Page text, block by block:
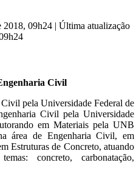
2018, 09h24 | Última atualização
Civil
pela Universidade Federal de
Civil pela Universidade
em Materiais pela UNB
área de Engenharia Civil, em
Estruturas de Concreto, atuando
concreto, carbonatação,